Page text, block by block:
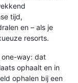
tijd,
en – als je
resorts.
one-way: dat
ophaalt en in
ophalen bij een